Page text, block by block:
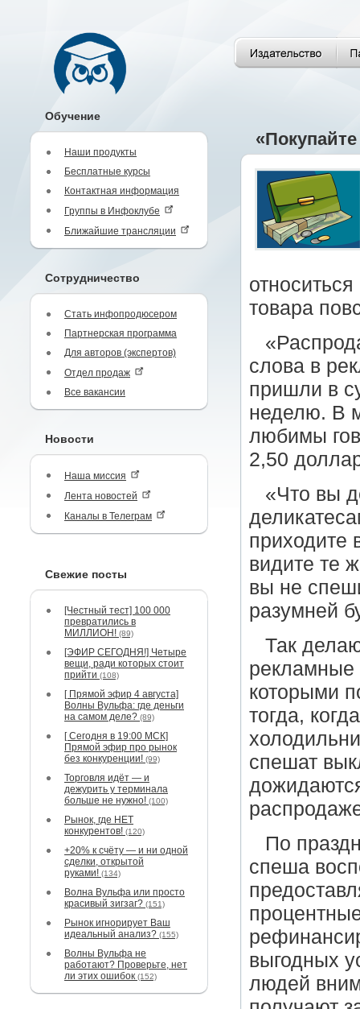
Обучение
Наши продукты
Бесплатные курсы
Контактная информация
Группы в Инфоклубе
Ближайшие трансляции
Сотрудничество
Стать инфопродюсером
Партнерская программа
Для авторов (экспертов)
Отдел продаж
Все вакансии
Новости
Наша миссия
Лента новостей
Каналы в Телеграм
Свежие посты
[Честный тест] 100 000
превратились в
МИЛЛИОН! (89)
[ЭФИР СЕГОДНЯ!] Четыре
вещи, ради которых стоит
прийти (108)
[ Прямой эфир 4 августа]
Волны Вульфа: где деньги
на самом деле? (89)
[ Сегодня в 19:00 МСК]
Прямой эфир про рынок
без конкуренции! (99)
Торговля идёт — и
дежурить у терминала
больше не нужно! (100)
Рынок, где НЕТ
конкурентов! (120)
+20% к счёту — и ни одной
сделки, открытой
руками! (134)
Волна Вульфа или просто
красивый зигзаг? (151)
Рынок игнорирует Ваш
идеальный анализ? (155)
Волны Вульфа не
работают? Проверьте, нет
ли этих ошибок (152)
товара
слова в
пришли в
неделю. В
любимы
2,50
«Что вы
приходите
видите те
вы не
разумней
Так
рекламные
которыми
тогда,
спешат
По
спеша
выгодных
людей